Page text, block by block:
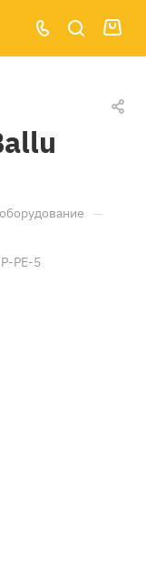
—
PE-5